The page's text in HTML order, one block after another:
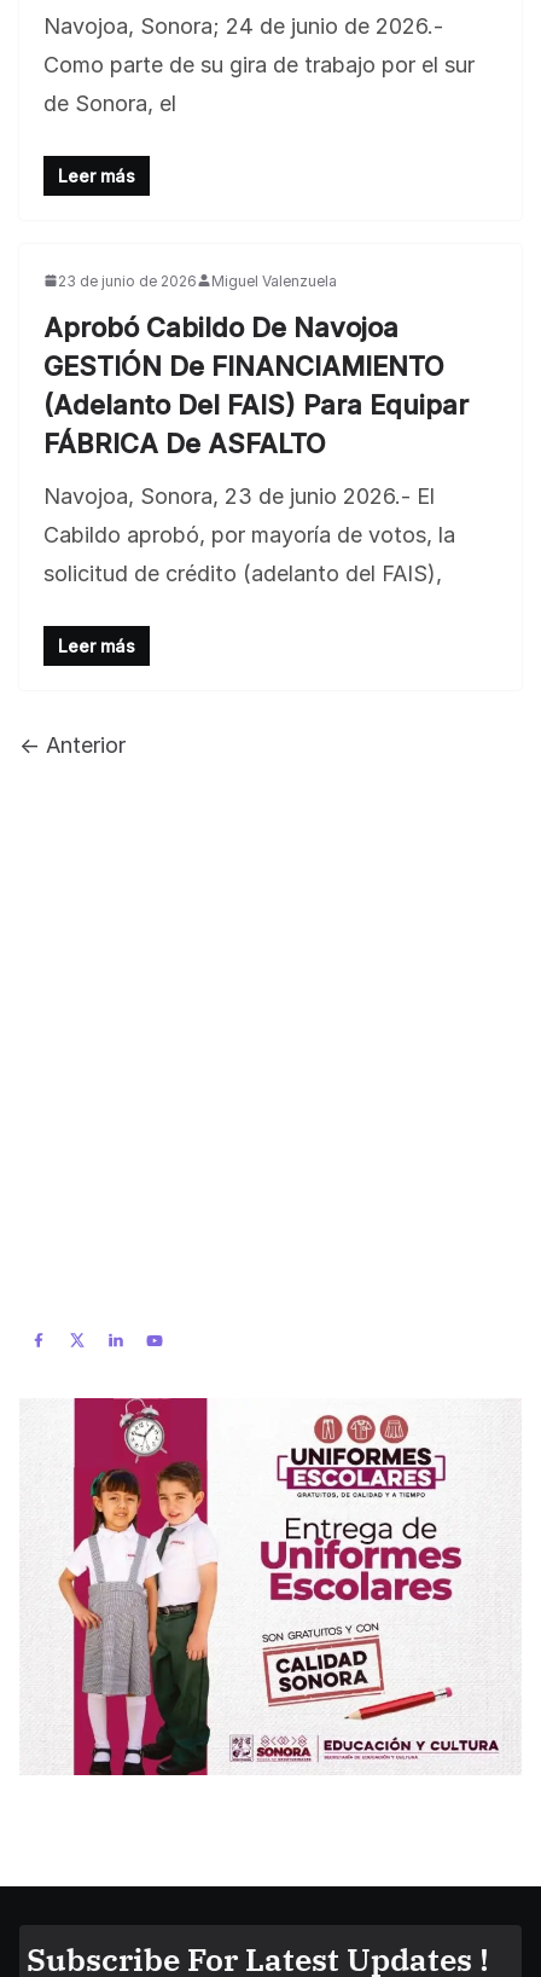
Navojoa, Sonora; 24 de junio de 2026.-
Como parte de su gira de trabajo por el sur
de Sonora, el
Leer más
23 de junio de 2026 Miguel Valenzuela
Aprobó Cabildo De Navojoa
GESTIÓN De FINANCIAMIENTO
(Adelanto Del FAIS) Para Equipar
FÁBRICA De ASFALTO
Navojoa, Sonora, 23 de junio 2026.- El
Cabildo aprobó, por mayoría de votos, la
solicitud de crédito (adelanto del FAIS),
Leer más
← Anterior
Jose Felix Gomez Anduro rector de la UTE
presente en la conferencia del gobernador
de Sonora Dr. Alfonso Durazo se esperan
para la Universidad y para el municipio
Subscribe For Latest Updates !